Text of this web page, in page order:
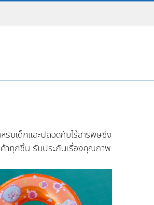
รับเด็กและปลอดภัยไร้สารพิษซึ่ง
าทุกชิ้น รับประกันเรื่องคุณภาพ